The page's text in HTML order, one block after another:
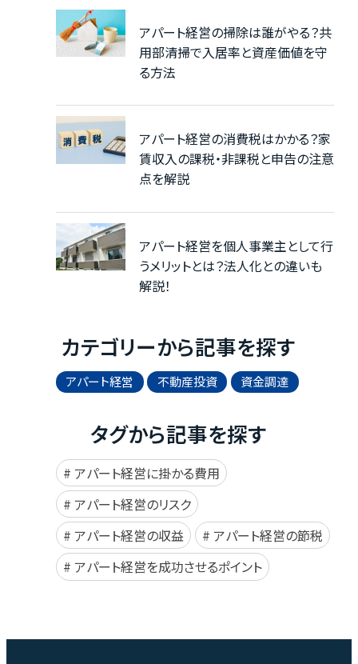
アパート経営の掃除は誰がやる？共
用部清掃で入居率と資産価値を守
る方法
アパート経営の消費税はかかる？家
賃収入の課税・非課税と申告の注意
点を解説
アパート経営を個人事業主として行
うメリットとは？法人化との違いも
解説！
カテゴリーから記事を探す
アパート経営 不動産投資 資金調達
タグから記事を探す
アパート経営に掛かる費用
アパート経営のリスク
アパート経営の収益
アパート経営の節税
アパート経営を成功させるポイント